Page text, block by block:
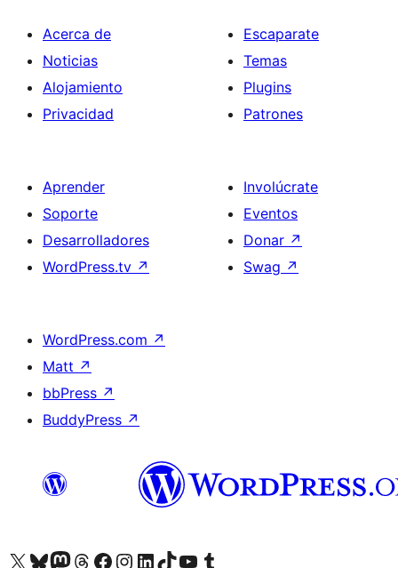
Acerca de
Noticias
Alojamiento
Privacidad
Escaparate
Temas
Plugins
Patrones
Aprender
Soporte
Desarrolladores
WordPress.tv ↗
Involúcrate
Eventos
Donar ↗
Swag ↗
WordPress.com ↗
Matt ↗
bbPress ↗
BuddyPress ↗
Visita nuestra cuenta de X (anteriormente Twitter)
Visita nuestra cuenta de Bluesky
Visita nuestra cuenta de Mastodon
Visita nuestra cuenta de Threads
Visita nuestra página de Facebook
Visita nuestra cuenta de Instagram
Visita nuestra cuenta de LinkedIn
Visita nuestra cuenta de TikTok
Visita nuestro canal de YouTube
Visita nuestra cuenta de Tumblr